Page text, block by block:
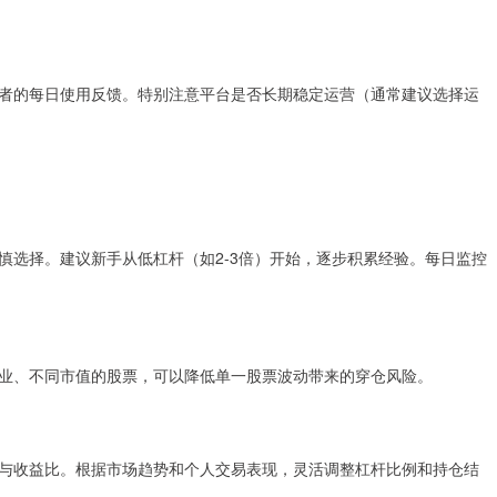
每日使用反馈。特别注意平台是否长期稳定运营（通常建议选择运
择。建议新手从低杠杆（如2-3倍）开始，逐步积累经验。每日监控
不同市值的股票，可以降低单一股票波动带来的穿仓风险。
益比。根据市场趋势和个人交易表现，灵活调整杠杆比例和持仓结